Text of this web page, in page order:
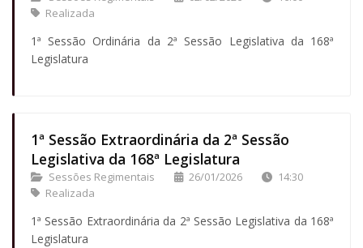
Realizada
1ª Sessão Ordinária da 2ª Sessão Legislativa da 168ª
Legislatura
1ª Sessão Extraordinária da 2ª Sessão
Legislativa da 168ª Legislatura
Sessões Regimentais 26/01/2026
14:30
Realizada
1ª Sessão Extraordinária da 2ª Sessão Legislativa da 168ª
Legislatura